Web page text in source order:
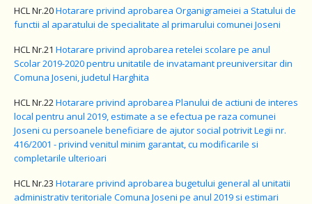
HCL Nr.20Hotarare privind aprobarea Organigrameiei a Statului de
functii al aparatului de specialitate al primarului comunei Joseni
HCL Nr.21 Hotarare privind aprobarea retelei scolare pe anul
Scolar 2019-2020 pentru unitatile de invatamant preuniversitar din
Comuna Joseni, judetul Harghita
HCL Nr.22Hotarare privind aprobarea Planului de actiuni de interes
local pentru anul 2019, estimate a se efectua pe raza comunei
Joseni cu persoanele beneficiare de ajutor social potrivit Legii nr.
416/2001 - privind venitul minim garantat, cu modificarile si
completarile ulterioari
HCL Nr.23 Hotarare privind aprobarea bugetului general al unitatii
administrativ teritoriale Comuna Joseni pe anul 2019 si estimari